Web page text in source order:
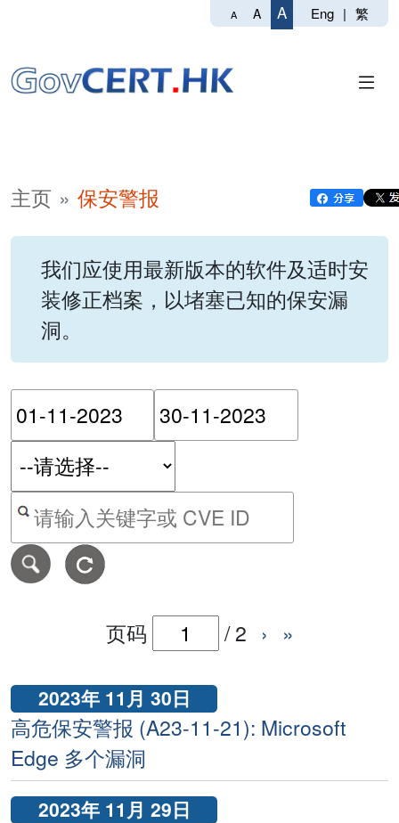
A A A Eng | 繁
主页 保安警报
我们应使用最新版本的软件及适时安
装修正档案，以堵塞已知的保安漏
洞。
请输入搜索日期范围的开
按关键字或 CVE ID 搜寻保安警报
页码 /2 › »
2023年 11月 30日
高危保安警报 (A23-11-21): Microsoft
Edge 多个漏洞
2023年 11月 29日